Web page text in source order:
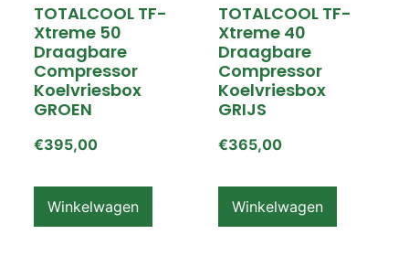
TOTALCOOL TF-
Xtreme 50
Draagbare
Compressor
Koelvriesbox
GROEN
€395,00
Winkelwagen
TOTALCOOL TF-
Xtreme 40
Draagbare
Compressor
Koelvriesbox
GRIJS
€365,00
Winkelwagen